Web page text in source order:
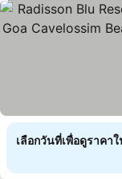
เลือกวันที่เพื่อดูราคา